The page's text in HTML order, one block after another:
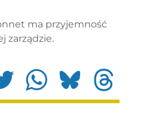
ma przyjemność
zarządzie.
Twitter WhatsApp Bluesky